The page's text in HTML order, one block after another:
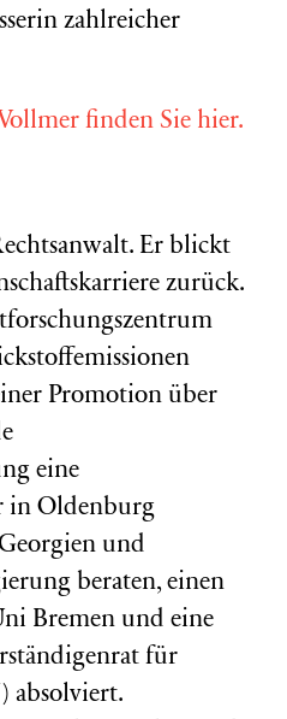
zahlreicher
finden Sie hier.
Er blickt
zurück.
Promotion über
eine
in Oldenburg
und
beraten, einen
Bremen und eine
für
) absolviert.